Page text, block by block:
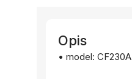
Opis
• model: CF230A